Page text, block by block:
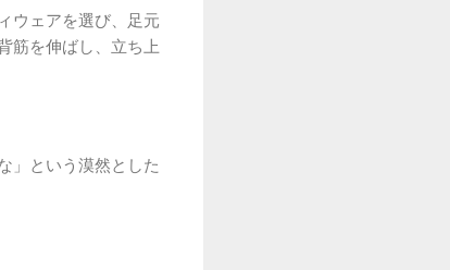
ウェアを選び、足元
筋を伸ばし、立ち上
」という漠然とした